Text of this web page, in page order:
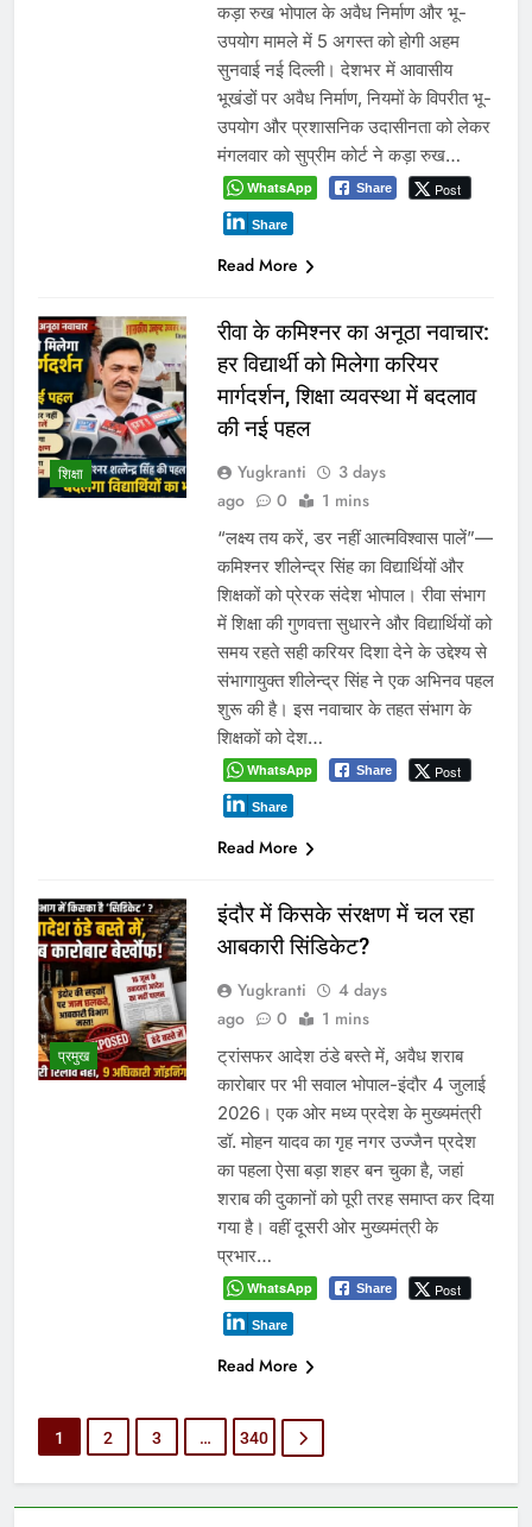
कड़ा रुख भोपाल के अवैध निर्माण और भू-
उपयोग मामले में 5 अगस्त को होगी अहम
सुनवाई नई दिल्ली। देशभर में आवासीय
भूखंडों पर अवैध निर्माण, नियमों के विपरीत भू-
उपयोग और प्रशासनिक उदासीनता को लेकर
मंगलवार को सुप्रीम कोर्ट ने कड़ा रुख…
WhatsApp Share Post
Share
Read More
शिक्षा
रीवा के कमिश्नर का अनूठा नवाचार:
हर विद्यार्थी को मिलेगा करियर
मार्गदर्शन, शिक्षा व्यवस्था में बदलाव
की नई पहल
Yugkranti
3 days
ago
0 1 mins
“लक्ष्य तय करें, डर नहीं आत्मविश्वास पालें”—
कमिश्नर शीलेन्द्र सिंह का विद्यार्थियों और
शिक्षकों को प्रेरक संदेश भोपाल। रीवा संभाग
में शिक्षा की गुणवत्ता सुधारने और विद्यार्थियों को
समय रहते सही करियर दिशा देने के उद्देश्य से
संभागायुक्त शीलेन्द्र सिंह ने एक अभिनव पहल
शुरू की है। इस नवाचार के तहत संभाग के
शिक्षकों को देश…
WhatsApp Share Post
Share
Read More
प्रमुख
इंदौर में किसके संरक्षण में चल रहा
आबकारी सिंडिकेट?
Yugkranti
4 days
ago
0 1 mins
ट्रांसफर आदेश ठंडे बस्ते में, अवैध शराब
कारोबार पर भी सवाल भोपाल-इंदौर 4 जुलाई
2026। एक ओर मध्य प्रदेश के मुख्यमंत्री
डॉ. मोहन यादव का गृह नगर उज्जैन प्रदेश
का पहला ऐसा बड़ा शहर बन चुका है, जहां
शराब की दुकानों को पूरी तरह समाप्त कर दिया
गया है। वहीं दूसरी ओर मुख्यमंत्री के
प्रभार…
WhatsApp Share Post
Share
Read More
1 2 3 … 340